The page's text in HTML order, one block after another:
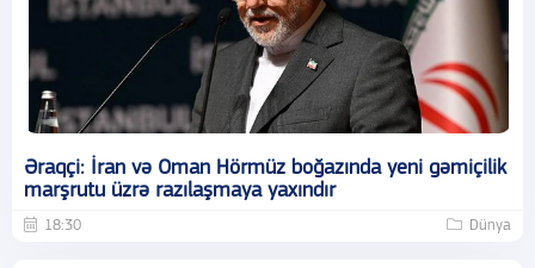
Əraqçi: İran və Oman Hörmüz boğazında yeni gəmiçilik
marşrutu üzrə razılaşmaya yaxındır
18:30 Dünya